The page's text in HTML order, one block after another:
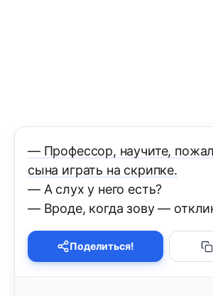
— Профессор, научите,
сына играть на скрипке.
— А слух у него есть?
— Вроде, когда зову —
Поделиться!